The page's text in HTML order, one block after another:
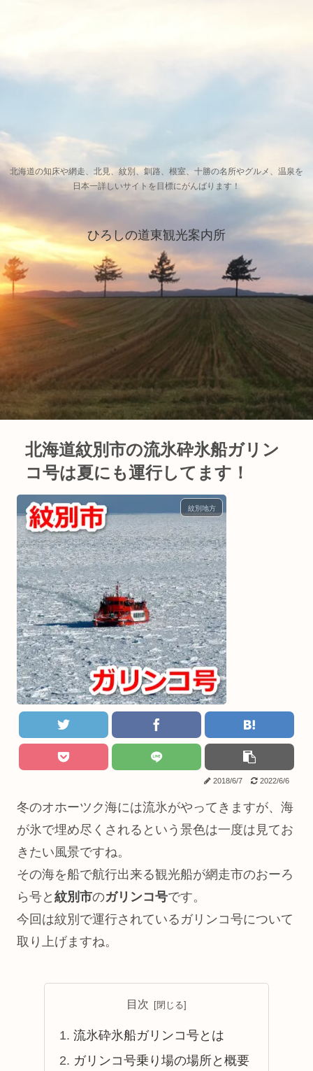
北海道の知床や網走、北見、紋別、釧路、根室、十勝の名所やグルメ、温泉を
日本一詳しいサイトを目標にがんばります！
ひろしの道東観光案内所
北海道紋別市の流氷砕氷船ガリン
コ号は夏にも運行してます！
紋別地方
2018/6/7 2022/6/6
冬のオホーツク海には流氷がやってきますが、海
が氷で埋め尽くされるという景色は一度は見てお
きたい風景ですね。
その海を船で航行出来る観光船が網走市のおーろ
ら号と 紋別市のガリンコ号です。
今回は紋別で運行されているガリンコ号について
取り上げますね。
目次
流氷砕氷船ガリンコ号とは
ガリンコ号乗り場の場所と概要